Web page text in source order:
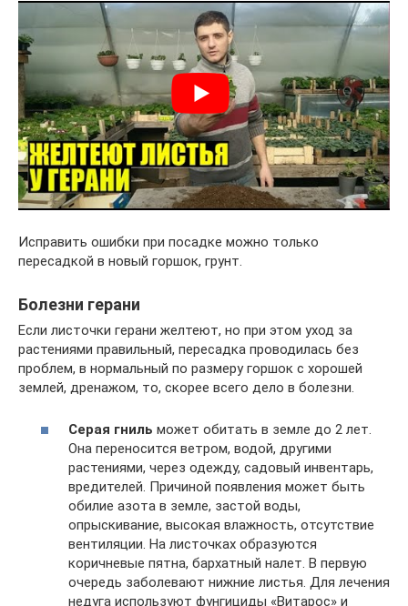
Исправить ошибки при посадке можно только
пересадкой в новый горшок, грунт.
Болезни герани
Если листочки герани желтеют, но при этом уход за
растениями правильный, пересадка проводилась без
проблем, в нормальный по размеру горшок с хорошей
землей, дренажом, то, скорее всего дело в болезни.
Серая гниль может обитать в земле до 2 лет.
Она переносится ветром, водой, другими
растениями, через одежду, садовый инвентарь,
вредителей. Причиной появления может быть
обилие азота в земле, застой воды,
опрыскивание, высокая влажность, отсутствие
вентиляции. На листочках образуются
коричневые пятна, бархатный налет. В первую
очередь заболевают нижние листья. Для лечения
недуга используют фунгициды «Витарос» и